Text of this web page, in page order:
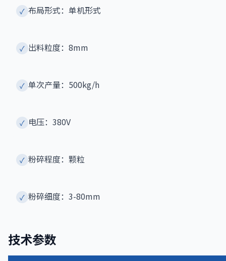
✓ 布局形式：单机形式
✓ 出料粒度：8mm
✓ 单次产量：500kg/h
✓ 电压：380V
✓ 粉碎程度：颗粒
✓ 粉碎细度：3-80mm
技术参数